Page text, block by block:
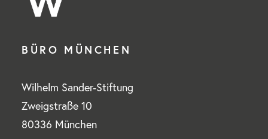
BÜRO MÜNCHEN
Wilhelm Sander-Stiftung
Zweigstraße 10
80336 München